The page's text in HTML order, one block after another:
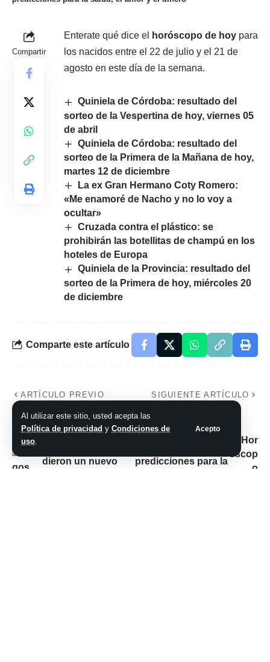
Al utilizar este sitio, usted acepta las
Política de privacidad y Condiciones de
uso.
Acepto
Compartir
Enterate qué dice el horóscopo de hoy para
los nacidos entre el 22 de julio y el 21 de
agosto en este día de la semana.
Quiniela de Córdoba: resultado del
sorteo de la Vespertina de hoy, viernes 05
de abril
Quiniela de Córdoba: resultado del
sorteo de la Primera de la Mañana de hoy,
martes 12 de diciembre
La ex Gran Hermano Coty Romero:
«Me enamoré de Nacho y no lo voy a
ocultar»
Cruzada contra el plástico: se
prohibirán las botellitas de champú en los
hoteles de Europa
Quiniela de la Provincia: resultado del
sorteo de la Primera de hoy, miércoles 20
de diciembre
Comparte este artículo
ARTÍCULO PREVIO
Panamericanos
2023: Los Leones,
dieron un nuevo
SIGUIENTE ARTÍCULO
Escorpio de hoy, 04
de noviembre de
predicciones para la